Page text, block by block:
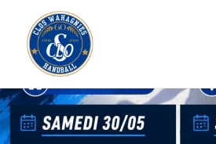
CLOS Wahagnies